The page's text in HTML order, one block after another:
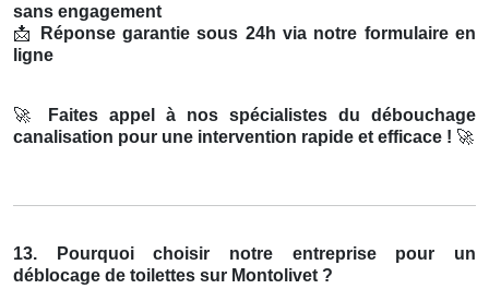
sans engagement
📩
Réponse garantie sous 24h via notre formulaire en
ligne
🚀
Faites appel à nos spécialistes du débouchage
canalisation pour une intervention rapide et efficace ! 🚀
13. Pourquoi choisir notre entreprise pour un
déblocage de toilettes sur Montolivet ?